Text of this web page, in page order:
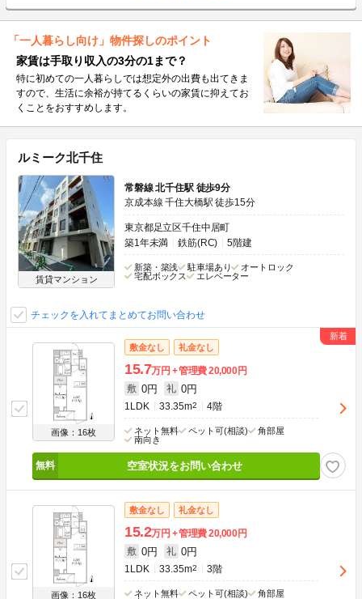
「一人暮らし向け」物件探しのポイント
家賃は手取り収入の3分の1まで？
特に初めての一人暮らしでは想定外の出費も出てきま
すので、生活に余裕が持てるくらいの家賃に抑えてお
くことをおすすめします。
ルミーク北千住
賃貸マンション
常磐線 北千住駅 徒歩9分
京成本線 千住大橋駅 徒歩15分
東京都足立区千住中居町
築1年未満
鉄筋(RC) 5階建
新築・築浅 駐車場あり
オートロック
宅配ボックス
エレベーター
チェックを入れてまとめてお問い合わせ
画像：16枚
敷金なし 礼金なし
15.7万円 管理費20,000円
敷 0円 礼 0円
1LDK 33.35m2 4階
ネット無料 ペット可(相談)
角部屋
南向き
空室状況をお問い合わせ
画像：16枚
敷金なし 礼金なし
15.2万円 管理費20,000円
敷 0円 礼 0円
1LDK 33.35m2 3階
ネット無料 ペット可(相談)
角部屋